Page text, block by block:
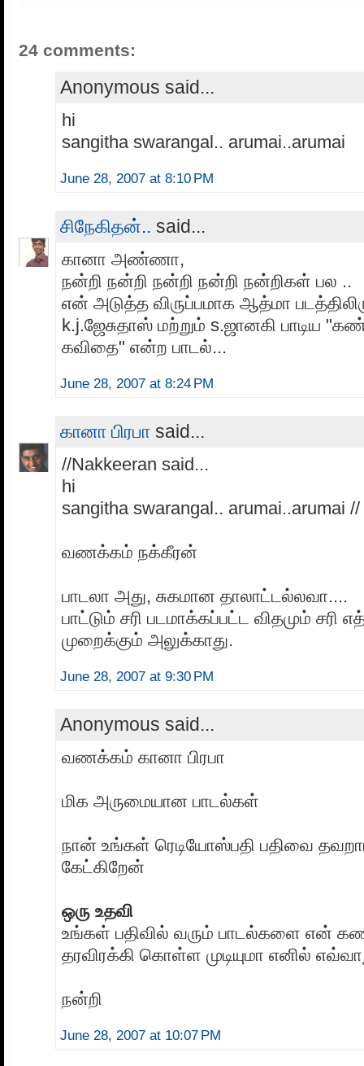
24 comments:
Anonymous said...
hi
sangitha swarangal.. arumai..arumai
June 28, 2007 at 8:10 PM
சிநேகிதன்.. said...
கானா அண்ணா,
நன்றி நன்றி நன்றி நன்றி நன்றிகள் பல ..
என் அடுத்த விருப்பமாக ஆத்மா
k.j.ஜேசுதாஸ் மற்றும் s.ஜானகி பாடிய
கவிதை" என்ற பாடல்...
June 28, 2007 at 8:24 PM
கானா பிரபா said...
//Nakkeeran said...
hi
sangitha swarangal.. arumai..arumai //
வணக்கம் நக்கீரன்
பாடலா அது, சுகமான தாலாட்டல்லவா....
பாட்டும் சரி படமாக்கப்பட்ட விதமும் சரி
முறைக்கும் அலுக்காது.
June 28, 2007 at 9:30 PM
Anonymous said...
வணக்கம் கானா பிரபா
மிக அருமையான பாடல்கள்
நான் உங்கள் ரெடியோஸ்பதி பதிவை
கேட்கிறேன்
ஒரு உதவி
உங்கள் பதிவில் வரும் பாடல்களை என்
தரவிரக்கி கொள்ள முடியுமா எனில்
நன்றி
June 28, 2007 at 10:07 PM